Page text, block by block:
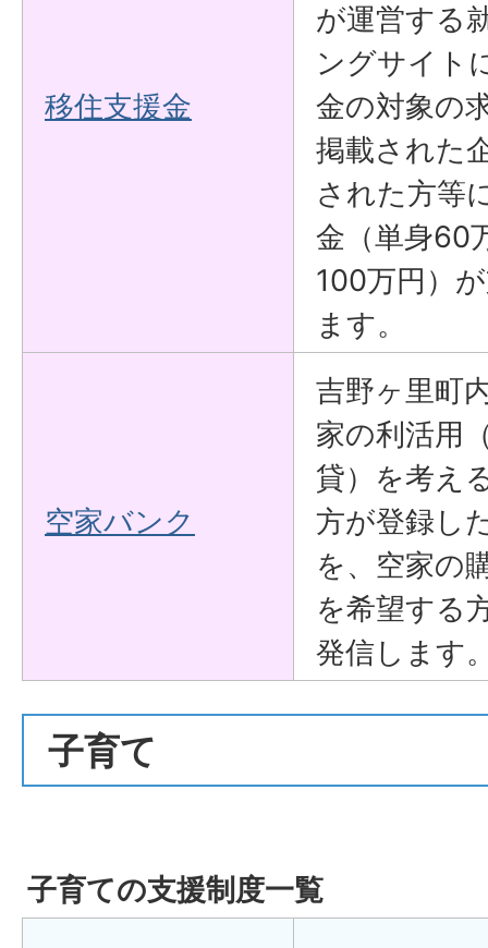
移住支援金
が運営する
ングサイト
金の対象の
掲載された
された方等
金（単身60
100万円）
ます。
空家バンク
吉野ヶ里町
家の利活用
貸）を考え
方が登録し
を、空家の
を希望する
発信します
子育て
子育ての支援制度一覧